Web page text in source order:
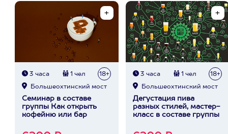
3 часа 1 чел 18+
Большеохтинский мост
Семинар в составе
группы Как открыть
кофейню или бар
3 часа 1 чел 18+
Большеохтинский мост
Дегустация пива
разных стилей, мастер-
класс в составе группы